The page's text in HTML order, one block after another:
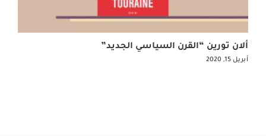
ألان تورين “القرن السياسي الجديد”
أبريل 15, 2020